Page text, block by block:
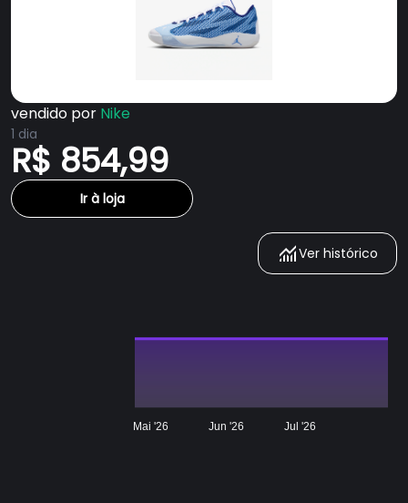
vendido por Nike
1 dia
R$ 854,99
Ir à loja
Ver histórico
Mai '26 Jun '26 Jul '26